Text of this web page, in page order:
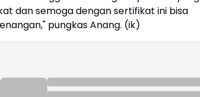
dan semoga dengan sertifikat ini bisa
pungkas Anang. (ik)